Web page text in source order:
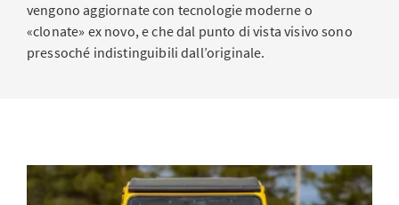
vengono aggiornate con tecnologie moderne o
«clonate» ex novo, e che dal punto di vista visivo sono
pressoché indistinguibili dall’originale.